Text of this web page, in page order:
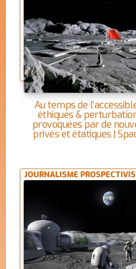
Au temps de
éthiques &
provoquées par de
privés et étatiques |
JOURNALISME